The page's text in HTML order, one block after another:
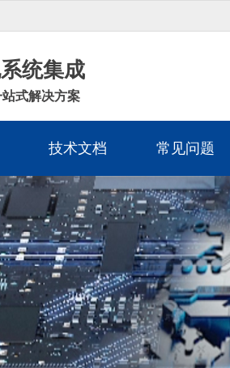
统集成
式解决方案
技术文档 常见问题